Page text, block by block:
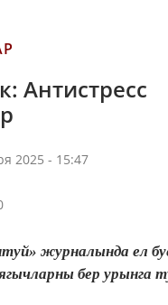
Антистресс
2025 - 15:47
журналында ел
бер урынга